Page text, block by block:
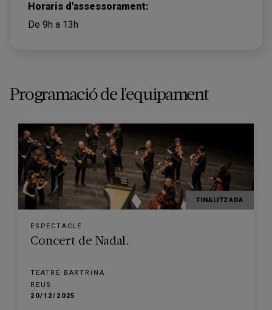
Horaris d'assessorament:
De 9h a 13h
Programació de l'equipament
FINALITZADA
ESPECTACLE
Concert de Nadal.
TEATRE BARTRINA
REUS
20/12/2025